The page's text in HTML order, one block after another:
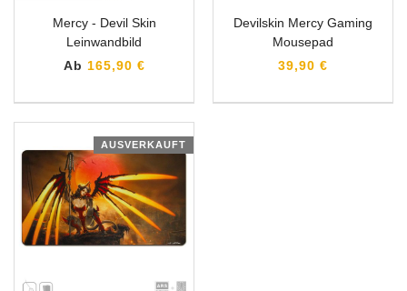
Mercy - Devil Skin
Leinwandbild
Ab 165,90 €
Devilskin Mercy Gaming
Mousepad
39,90 €
AUSVERKAUFT